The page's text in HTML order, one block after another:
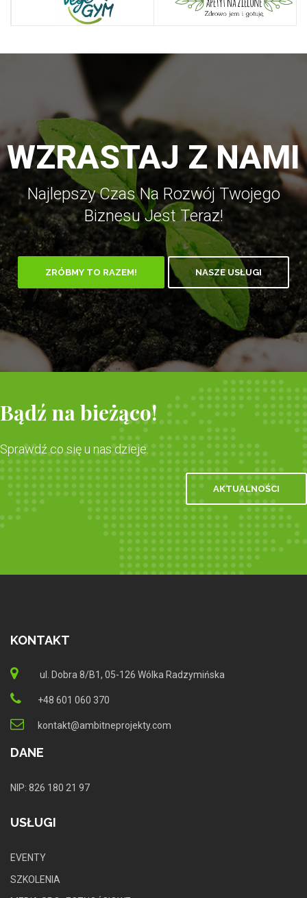
WZRASTAJ Z NAMI
Najlepszy Czas Na Rozwój Twojego
Biznesu Jest Teraz!
ZRÓBMY TO RAZEM! NASZE USŁUGI
Bądź na bieżąco!
Sprawdź co się u nas dzieje.
AKTUALNOŚCI
KONTAKT
ul. Dobra 8/B1, 05-126 Wólka Radzymińska
+48 601 060 370
kontakt@ambitneprojekty.com
DANE
NIP: 826 180 21 97
USŁUGI
EVENTY
SZKOLENIA